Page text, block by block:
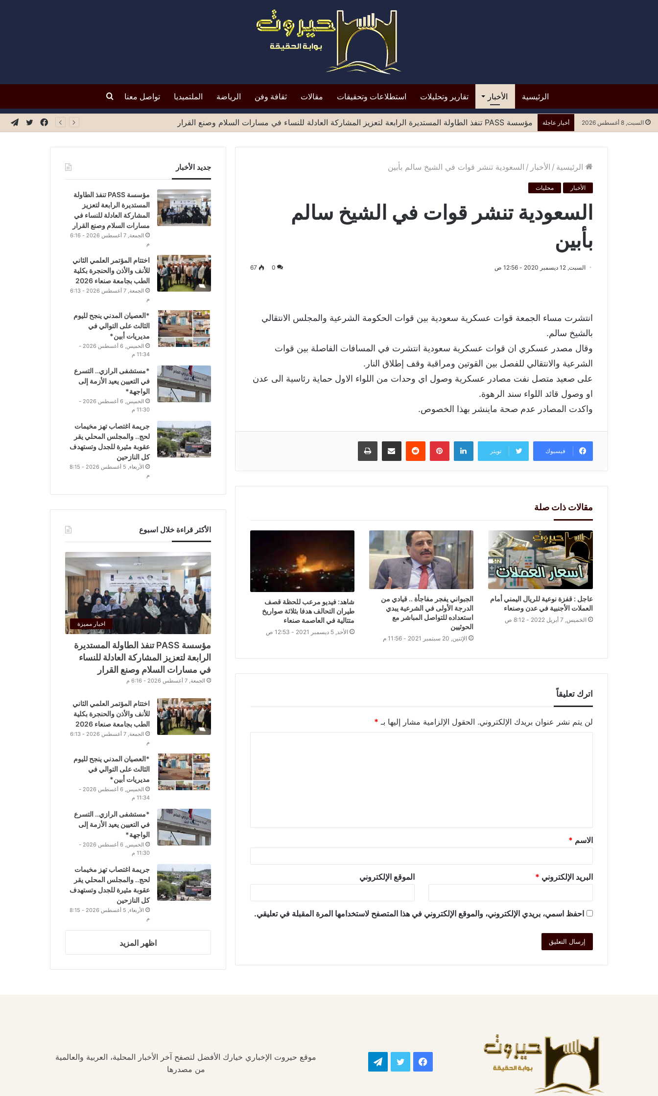
الرئيسية الأخبار تقارير وتحليلات استطلاعات وتحقيقات مقالات ثقافة وفن الرياضة الملتميديا تواصل معنا بحث
السبت, 8 أغسطس 2026 أخبار عاجلة مؤسسة PASS تنفذ الطاولة المستديرة الرابعة لتعزيز المشاركة العادلة للنساء في مسارات السلام وصنع القرار تويتر
فيسبوك
الرئيسية / الأخبار / السعودية تنشر قوات في الشيخ سالم بأبين
الأخبار محليات
السعودية تنشر قوات في الشيخ سالم
بأبين
السبت, 12 ديسمبر 2020 - 12:56 ص 0
67
انتشرت مساء الجمعة قوات عسكرية سعودية بين قوات الحكومة الشرعية والمجلس الانتقالي
بالشيخ سالم.
وقال مصدر عسكري ان قوات عسكرية سعودية انتشرت في المسافات الفاصلة بين قوات
الشرعية والانتقالي للفصل بين القوتين ومراقبة وقف إطلاق النار.
على صعيد متصل نفت مصادر عسكرية وصول اي وحدات من اللواء الاول حماية رئاسية الى عدن
او وصول قائد اللواء سند الرهوة.
واكدت المصادر عدم صحة ماينشر بهذا الخصوص.
فيسبوك تويتر
لينكدإنبينتيريست
‏Reddit مشاركة عبر البريد طباعة
مقالات ذات صلة
عاجل : قفزة نوعية للريال اليمني أمام
العملات الأجنبية في عدن وصنعاء
الخميس, 7 أبريل 2022 - 8:12 ص
الجبواني يفجر مفاجأة .. قيادي من
الدرجة الأولى في الشرعية يبدي
استعداده للتواصل المباشر مع
الحوثيين
الإثنين, 20 سبتمبر 2021 - 11:56 م
شاهد: فيديو مرعب للحظة قصف
طيران التحالف هدفا بثلاثة صواريخ
متتالية في العاصمة صنعاء
الأحد, 5 ديسمبر 2021 - 12:53 ص
اترك تعليقاً
لن يتم نشر عنوان بريدك الإلكتروني. الحقول الإلزامية مشار إليها بـ *
الاسم *
البريد الإلكتروني * الموقع الإلكتروني
احفظ اسمي، بريدي الإلكتروني، والموقع الإلكتروني في هذا المتصفح لاستخدامها المرة المقبلة في تعليقي.
جديد الأخبار
مؤسسة PASS تنفذ الطاولة
المستديرة الرابعة لتعزيز
المشاركة العادلة للنساء في
مسارات السلام وصنع القرار
الجمعة, 7 أغسطس 2026 - 6:16
م
اختتام المؤتمر العلمي الثاني
للأنف والأذن والحنجرة بكلية
الطب بجامعة صنعاء 2026
الجمعة, 7 أغسطس 2026 - 6:13
م
*العصيان المدني ينجح لليوم
الثالث على التوالي في
مديريات أبين*
الخميس, 6 أغسطس 2026 -
11:34 م
*مستشفى الرازي.. التسرع
في التعيين يعيد الأزمة إلى
الواجهة*
الخميس, 6 أغسطس 2026 -
11:30 م
جريمة اغتصاب تهز مخيمات
لحج.. والمجلس المحلي يقر
عقوبة مثيرة للجدل وتستهدف
كل النازحين
الأربعاء, 5 أغسطس 2026 - 8:15
م
الأكثر قراءة خلال اسبوع
اخبار مميزة
مؤسسة PASS تنفذ الطاولة المستديرة
الرابعة لتعزيز المشاركة العادلة للنساء
في مسارات السلام وصنع القرار
الجمعة, 7 أغسطس 2026 - 6:16 م
اختتام المؤتمر العلمي الثاني
للأنف والأذن والحنجرة بكلية
الطب بجامعة صنعاء 2026
الجمعة, 7 أغسطس 2026 - 6:13
م
*العصيان المدني ينجح لليوم
الثالث على التوالي في
مديريات أبين*
الخميس, 6 أغسطس 2026 -
11:34 م
*مستشفى الرازي.. التسرع
في التعيين يعيد الأزمة إلى
الواجهة*
الخميس, 6 أغسطس 2026 -
11:30 م
جريمة اغتصاب تهز مخيمات
لحج.. والمجلس المحلي يقر
عقوبة مثيرة للجدل وتستهدف
كل النازحين
الأربعاء, 5 أغسطس 2026 - 8:15
م
اظهر المزيد
فيسبوك تويتر تيلقرام
موقع حيروت الإخباري خيارك الأفضل لتصفح آخر الأخبار المحلية، العربية والعالمية
من مصدرها